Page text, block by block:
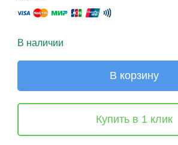
В наличии
В корзину
Купить в 1 клик